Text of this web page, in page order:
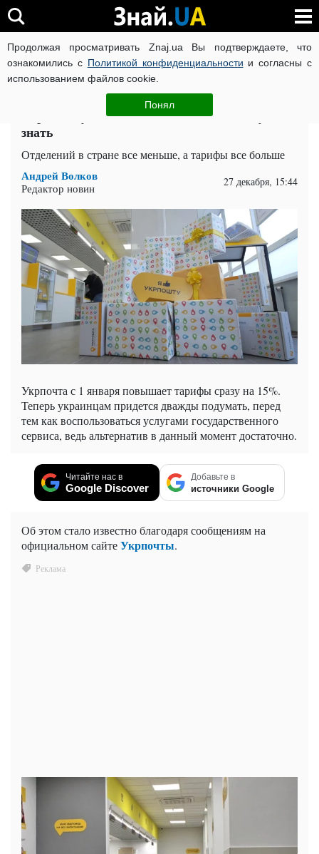
Продолжая просматривать Znaj.ua Вы подтверждаете, что
ознакомились с Политикой конфиденциальности и согласны с
использованием файлов cookie.
Понял
ВОЙНА РОССИИ ПРОТИВ УКРАИНЫ КОРОНАВИРУС В
Общество ЧИТАТИ УКРАЇНСЬКОЮ
Укрпочта установила новые цены: что нужно
знать
Отделений в стране все меньше, а тарифы все больше
Андрей Волков
Редактор новин 27 декабря, 15:44
Укрпочта с 1 января повышает тарифы сразу на 15%.
Теперь украинцам придется дважды подумать, перед
тем как воспользоваться услугами государственного
сервиса, ведь альтернатив в данный момент достаточно.
Читайте нас в
Google Discover
Добавьте в
источники Google
Об этом стало известно благодаря сообщениям на
официальном сайтеУкрпочты.